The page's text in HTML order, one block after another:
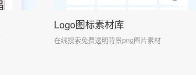
Logo图标素材库
在线搜索免费透明背景png图片素材